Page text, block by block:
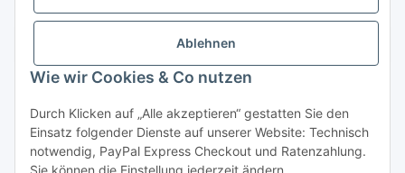
Ablehnen
Wie wir Cookies & Co nutzen
Durch Klicken auf „Alle akzeptieren“ gestatten Sie den
Einsatz folgender Dienste auf unserer Website: Technisch
notwendig, PayPal Express Checkout und Ratenzahlung.
Sie können die Einstellung jederzeit ändern
Vertrag widerrufen
05.00 - 21.30 Uhr | Freitag: 05.00 - 18.00 Uhr | Samstag: 09.00
- 12.00 Uhr (0,49€ je angef. Minute) oder per E-Mail über
unserKontaktformular